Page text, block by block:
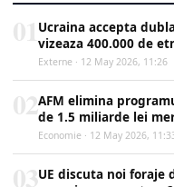
Ucraina accepta
vizeaza 400.000 de
Externe · 12 May 2026, 11:26
AFM elimina
de 1.5 miliarde lei
Economie · 12 May 2026,
UE discuta noi foraje